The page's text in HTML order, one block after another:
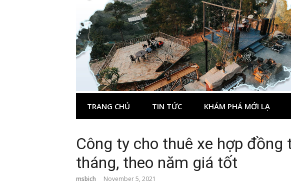
TRANG CHỦ TIN TỨC KHÁM PHÁ MỚI LẠ
Công ty cho thuê xe hợp đồng
tháng, theo năm giá tốt
msbich November 5, 2021